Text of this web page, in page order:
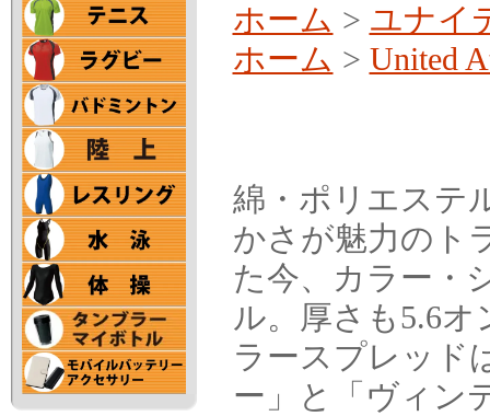
ホーム > ユナイ
ホーム > United
綿・ポリエステ
かさが魅力のト
た今、カラー・
ル。厚さも5.6
ラースプレッド
ー」と「ヴィン